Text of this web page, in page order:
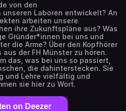
von den
Laboren entwickelt? An
arbeiten unsere
ihre Zukunftspläne aus? Was
Gründer*innen bei uns und
die Arme? Über den Kopfhörer
der FH Münster zu hören.
das, was bei uns so passiert,
die dahinterstecken. Sie
und Lehre vielfältig und
sie hier zu Wort.
on Deezer